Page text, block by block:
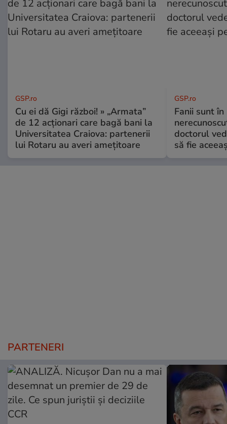
GSP.ro
Cu ei dă Gigi război! » „Armata”
de 12 acționari care bagă bani la
Universitatea Craiova: partenerii
lui Rotaru au averi amețitoare
GSP.ro
Fanii sunt în
doctorul
să fie
PARTENERI